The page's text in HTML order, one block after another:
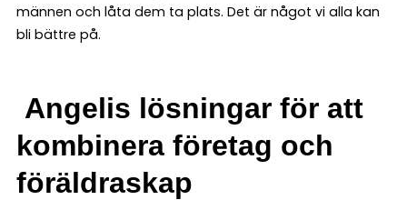
männen och låta dem ta plats. Det är något vi alla kan
bli bättre på.
Angelis lösningar för att
kombinera företag och
föräldraskap